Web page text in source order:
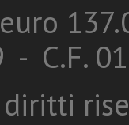
- C.F.
diritti